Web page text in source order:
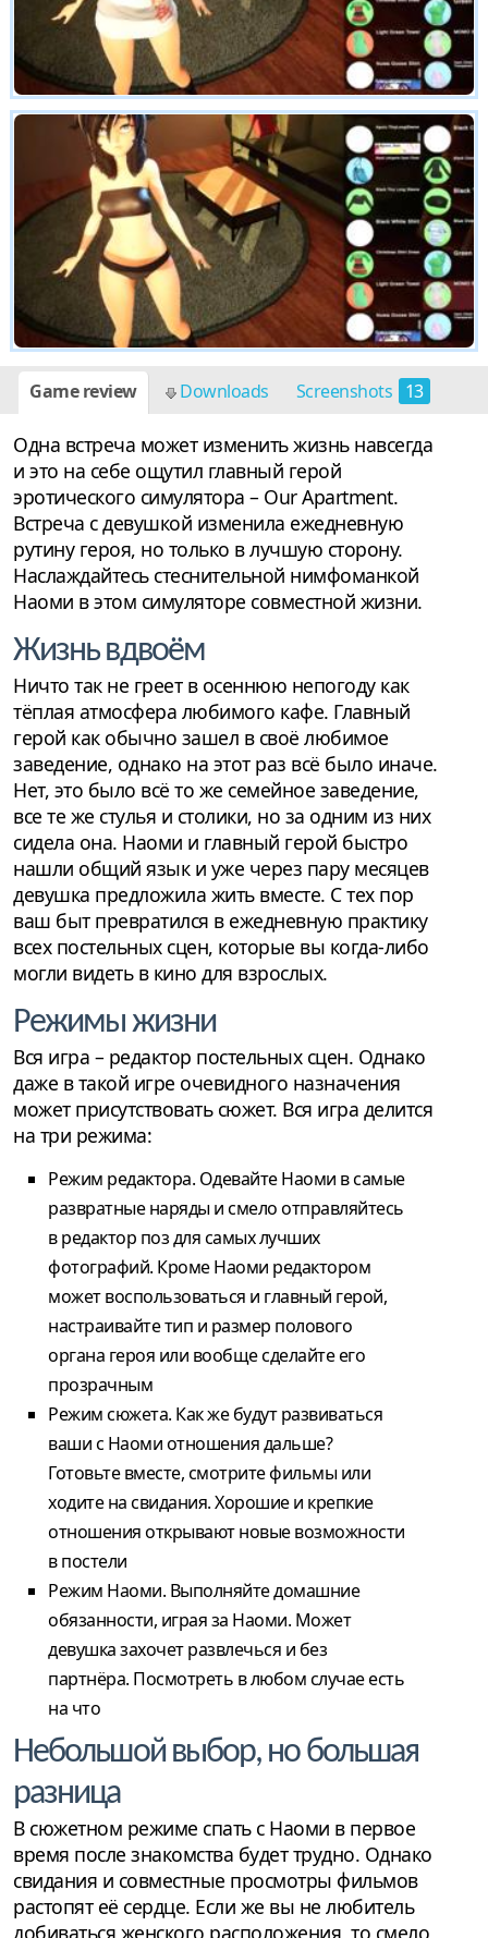
Game review Downloads Screenshots 13
Одна встреча может изменить жизнь навсегда
и это на себе ощутил главный герой
эротического симулятора – Our Apartment.
Встреча с девушкой изменила ежедневную
рутину героя, но только в лучшую сторону.
Наслаждайтесь стеснительной нимфоманкой
Наоми в этом симуляторе совместной жизни.
Жизнь вдвоём
Ничто так не греет в осеннюю непогоду как
тёплая атмосфера любимого кафе. Главный
герой как обычно зашел в своё любимое
заведение, однако на этот раз всё было иначе.
Нет, это было всё то же семейное заведение,
все те же стулья и столики, но за одним из них
сидела она. Наоми и главный герой быстро
нашли общий язык и уже через пару месяцев
девушка предложила жить вместе. С тех пор
ваш быт превратился в ежедневную практику
всех постельных сцен, которые вы когда-либо
могли видеть в кино для взрослых.
Режимы жизни
Вся игра – редактор постельных сцен. Однако
даже в такой игре очевидного назначения
может присутствовать сюжет. Вся игра делится
на три режима:
Режим редактора. Одевайте Наоми в самые
развратные наряды и смело отправляйтесь
в редактор поз для самых лучших
фотографий. Кроме Наоми редактором
может воспользоваться и главный герой,
настраивайте тип и размер полового
органа героя или вообще сделайте его
прозрачным
Режим сюжета. Как же будут развиваться
ваши с Наоми отношения дальше?
Готовьте вместе, смотрите фильмы или
ходите на свидания. Хорошие и крепкие
отношения открывают новые возможности
в постели
Режим Наоми. Выполняйте домашние
обязанности, играя за Наоми. Может
девушка захочет развлечься и без
партнёра. Посмотреть в любом случае есть
на что
Небольшой выбор, но большая
разница
В сюжетном режиме спать с Наоми в первое
время после знакомства будет трудно. Однако
свидания и совместные просмотры фильмов
растопят её сердце. Если же вы не любитель